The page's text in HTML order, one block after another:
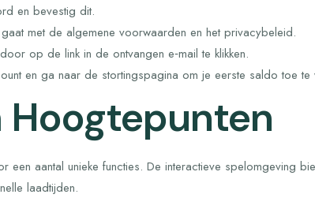
en bevestig dit.
met de algemene voorwaarden en het privacybeleid.
op de link in de ontvangen e‑mail te klikken.
en ga naar de stortingspagina om je eerste saldo toe te
Hoogtepunten
een aantal unieke functies. De interactieve spelomgeving
laadtijden.